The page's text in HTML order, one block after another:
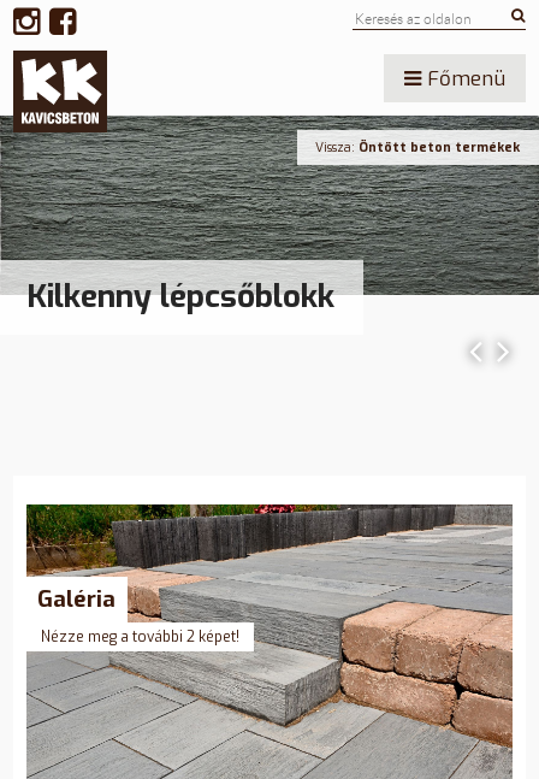
Főmenü
Kilkenny lépcsőblokk
Vissza: Öntött beton termékek
Galéria
Nézze meg a további 2 képet!